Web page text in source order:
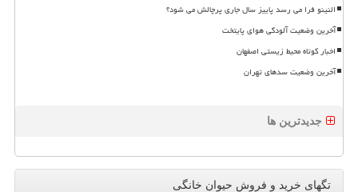
النینو فرا می رسد پاییز سال جاری پرچالش می شود؟
آخرین وضعیت آلودگی هوای پایتخت
اخبار کوتاه محیط زیستی اصفهان
آخرین وضعیت سدهای تهران
جدیدترین ها
تگهای خرید و فروش حیوان خانگی